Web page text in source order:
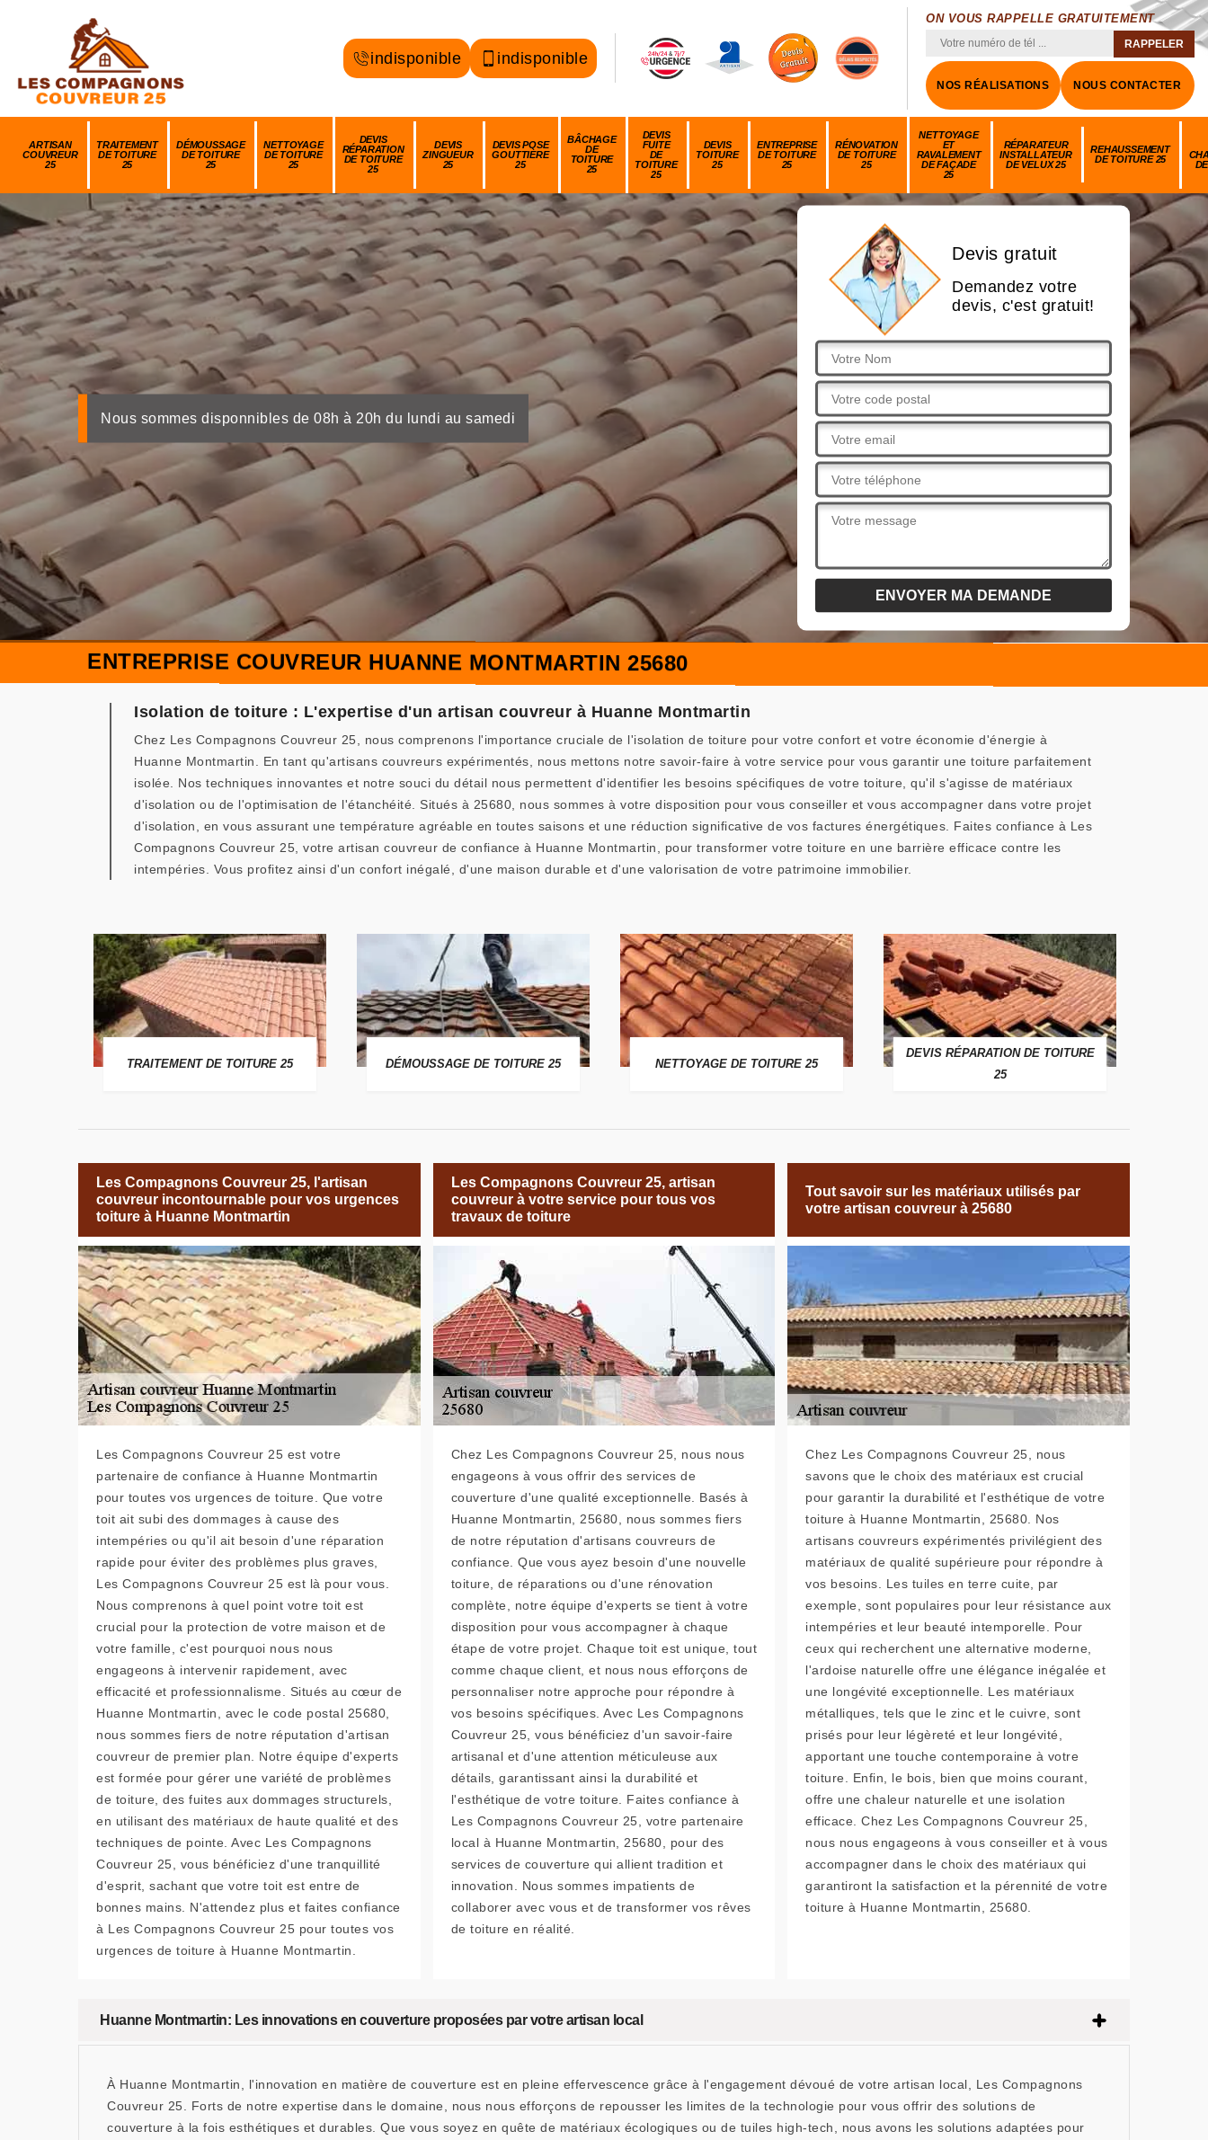
indisponible indisponible
ON VOUS RAPPELLE GRATUITEMENT
NOS RÉALISATIONS NOUS CONTACTER
ARTISAN
COUVREUR
25
TRAITEMENT
DE TOITURE
25
DÉMOUSSAGE
DE TOITURE
25
NETTOYAGE
DE TOITURE
25
DEVIS
RÉPARATION
DE TOITURE
25
DEVIS
ZINGUEUR
25
DEVIS POSE
GOUTTIÈRE
25
BÂCHAGE
DE
TOITURE
25
DEVIS
FUITE
DE
TOITURE
25
DEVIS
TOITURE
25
ENTREPRISE
DE TOITURE
25
RÉNOVATION
DE TOITURE
25
NETTOYAGE
ET
RAVALEMENT
DE FAÇADE
25
RÉPARATEUR
INSTALLATEUR
DE VELUX 25
REHAUSSEMENT
DE TOITURE 25
Nous sommes disponnibles de 08h à 20h du lundi au samedi
Devis gratuit
Demandez votre
devis, c'est gratuit!
ENTREPRISE COUVREUR HUANNE MONTMARTIN 25680
Isolation de toiture : L'expertise d'un artisan couvreur à Huanne Montmartin
Chez Les Compagnons Couvreur 25, nous comprenons l'importance cruciale de l'isolation de toiture pour votre confort et votre économie d'énergie à
Huanne Montmartin. En tant qu'artisans couvreurs expérimentés, nous mettons notre savoir-faire à votre service pour vous garantir une toiture parfaitement
isolée. Nos techniques innovantes et notre souci du détail nous permettent d'identifier les besoins spécifiques de votre toiture, qu'il s'agisse de matériaux
d'isolation ou de l'optimisation de l'étanchéité. Situés à 25680, nous sommes à votre disposition pour vous conseiller et vous accompagner dans votre projet
d'isolation, en vous assurant une température agréable en toutes saisons et une réduction significative de vos factures énergétiques. Faites confiance à Les
Compagnons Couvreur 25, votre artisan couvreur de confiance à Huanne Montmartin, pour transformer votre toiture en une barrière efficace contre les
intempéries. Vous profitez ainsi d'un confort inégalé, d'une maison durable et d'une valorisation de votre patrimoine immobilier.
TRAITEMENT DE TOITURE 25 DÉMOUSSAGE DE TOITURE 25 NETTOYAGE DE TOITURE 25
DEVIS RÉPARATION DE TOITURE
25
Les Compagnons Couvreur 25, l'artisan
couvreur incontournable pour vos urgences
toiture à Huanne Montmartin
Les Compagnons Couvreur 25 est votre
partenaire de confiance à Huanne Montmartin
pour toutes vos urgences de toiture. Que votre
toit ait subi des dommages à cause des
intempéries ou qu'il ait besoin d'une réparation
rapide pour éviter des problèmes plus graves,
Les Compagnons Couvreur 25 est là pour vous.
Nous comprenons à quel point votre toit est
crucial pour la protection de votre maison et de
votre famille, c'est pourquoi nous nous
engageons à intervenir rapidement, avec
efficacité et professionnalisme. Situés au cœur de
Huanne Montmartin, avec le code postal 25680,
nous sommes fiers de notre réputation d'artisan
couvreur de premier plan. Notre équipe d'experts
est formée pour gérer une variété de problèmes
de toiture, des fuites aux dommages structurels,
en utilisant des matériaux de haute qualité et des
techniques de pointe. Avec Les Compagnons
Couvreur 25, vous bénéficiez d'une tranquillité
d'esprit, sachant que votre toit est entre de
bonnes mains. N'attendez plus et faites confiance
à Les Compagnons Couvreur 25 pour toutes vos
urgences de toiture à Huanne Montmartin.
Les Compagnons Couvreur 25, artisan
couvreur à votre service pour tous vos
travaux de toiture
Chez Les Compagnons Couvreur 25, nous nous
engageons à vous offrir des services de
couverture d'une qualité exceptionnelle. Basés à
Huanne Montmartin, 25680, nous sommes fiers
de notre réputation d'artisans couvreurs de
confiance. Que vous ayez besoin d'une nouvelle
toiture, de réparations ou d'une rénovation
complète, notre équipe d'experts se tient à votre
disposition pour vous accompagner à chaque
étape de votre projet. Chaque toit est unique, tout
comme chaque client, et nous nous efforçons de
personnaliser notre approche pour répondre à
vos besoins spécifiques. Avec Les Compagnons
Couvreur 25, vous bénéficiez d'un savoir-faire
artisanal et d'une attention méticuleuse aux
détails, garantissant ainsi la durabilité et
l'esthétique de votre toiture. Faites confiance à
Les Compagnons Couvreur 25, votre partenaire
local à Huanne Montmartin, 25680, pour des
services de couverture qui allient tradition et
innovation. Nous sommes impatients de
collaborer avec vous et de transformer vos rêves
de toiture en réalité.
Tout savoir sur les matériaux utilisés par
votre artisan couvreur à 25680
Chez Les Compagnons Couvreur 25, nous
savons que le choix des matériaux est crucial
pour garantir la durabilité et l'esthétique de votre
toiture à Huanne Montmartin, 25680. Nos
artisans couvreurs expérimentés privilégient des
matériaux de qualité supérieure pour répondre à
vos besoins. Les tuiles en terre cuite, par
exemple, sont populaires pour leur résistance aux
intempéries et leur beauté intemporelle. Pour
ceux qui recherchent une alternative moderne,
l'ardoise naturelle offre une élégance inégalée et
une longévité exceptionnelle. Les matériaux
métalliques, tels que le zinc et le cuivre, sont
prisés pour leur légèreté et leur longévité,
apportant une touche contemporaine à votre
toiture. Enfin, le bois, bien que moins courant,
offre une chaleur naturelle et une isolation
efficace. Chez Les Compagnons Couvreur 25,
nous nous engageons à vous conseiller et à vous
accompagner dans le choix des matériaux qui
garantiront la satisfaction et la pérennité de votre
toiture à Huanne Montmartin, 25680.
Huanne Montmartin: Les innovations en couverture proposées par votre artisan local
À Huanne Montmartin, l'innovation en matière de couverture est en pleine effervescence grâce à l'engagement dévoué de votre artisan local, Les Compagnons
Couvreur 25. Forts de notre expertise dans le domaine, nous nous efforçons de repousser les limites de la technologie pour vous offrir des solutions de
couverture à la fois esthétiques et durables. Que vous soyez en quête de matériaux écologiques ou de tuiles high-tech, nous avons les solutions adaptées pour